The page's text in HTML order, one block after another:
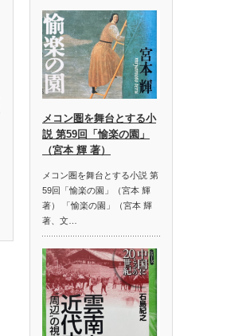
メコン圏を舞台とする小
説 第59回「愉楽の園」
（宮本 輝 著）
メコン圏を舞台とする小説 第
59回「愉楽の園」（宮本 輝
著） 「愉楽の園」（宮本 輝
著、文…